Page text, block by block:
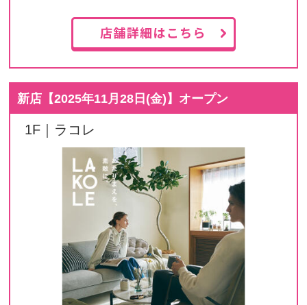
新店【2025年11月28日(金) 】オープン
1F｜ラコレ